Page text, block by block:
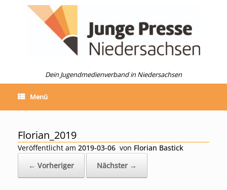
Dein Jugendmedienverband in Niedersachsen
Menü
Florian_2019
Veröffentlicht am 2019-03-06 von Florian Bastick
← Vorheriger
Nächster →